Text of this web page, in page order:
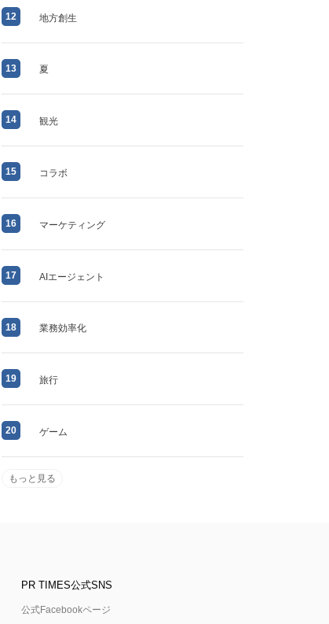
12 地方創生
13 夏
14 観光
15 コラボ
16 マーケティング
17 AIエージェント
18 業務効率化
19 旅行
20 ゲーム
もっと見る
PR TIMES公式SNS
公式Facebookページ